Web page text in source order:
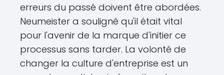
erreurs du passé doivent être abordées.
Neumeister a souligné qu'il était vital
pour l'avenir de la marque d'initier ce
processus sans tarder. La volonté de
changer la culture d'entreprise est un